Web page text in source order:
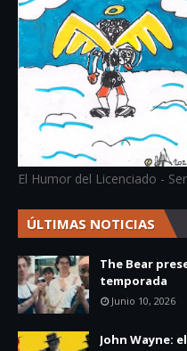
El Humor del Licenciado -
ÚLTIMAS NOTICIAS
The Bear
temporada
Junio 10, 2026
John Wayne: